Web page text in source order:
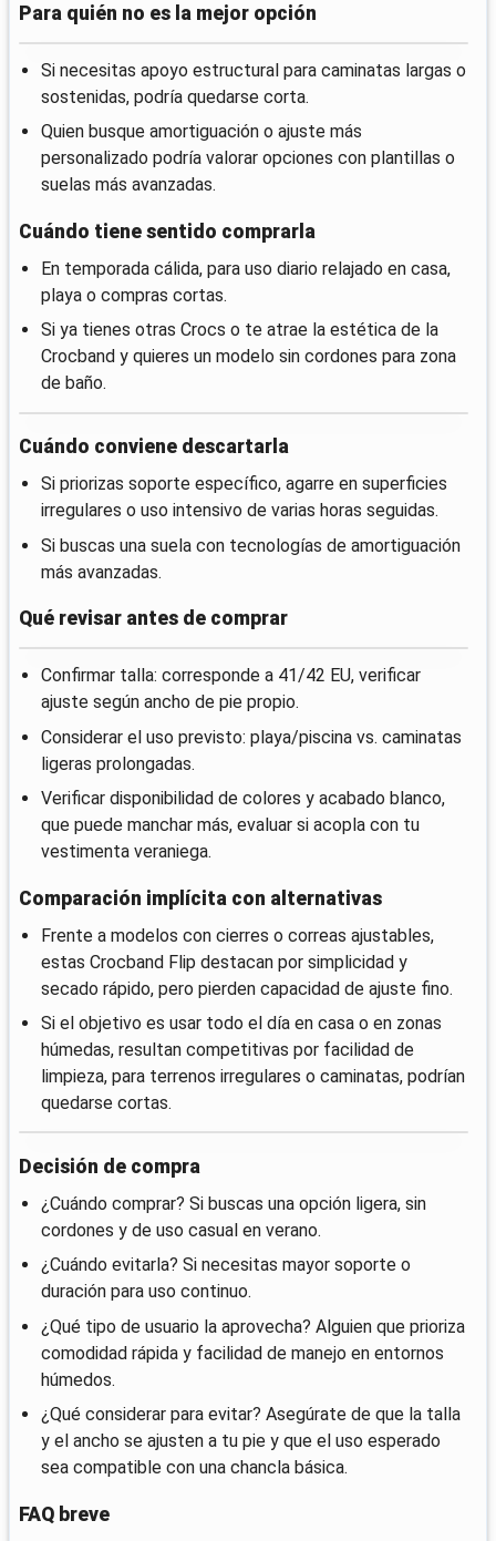
Para quién no es la mejor opción
Si necesitas apoyo estructural para caminatas largas o
sostenidas, podría quedarse corta.
Quien busque amortiguación o ajuste más
personalizado podría valorar opciones con plantillas o
suelas más avanzadas.
Cuándo tiene sentido comprarla
En temporada cálida, para uso diario relajado en casa,
playa o compras cortas.
Si ya tienes otras Crocs o te atrae la estética de la
Crocband y quieres un modelo sin cordones para zona
de baño.
Cuándo conviene descartarla
Si priorizas soporte específico, agarre en superficies
irregulares o uso intensivo de varias horas seguidas.
Si buscas una suela con tecnologías de amortiguación
más avanzadas.
Qué revisar antes de comprar
Confirmar talla: corresponde a 41/42 EU, verificar
ajuste según ancho de pie propio.
Considerar el uso previsto: playa/piscina vs. caminatas
ligeras prolongadas.
Verificar disponibilidad de colores y acabado blanco,
que puede manchar más, evaluar si acopla con tu
vestimenta veraniega.
Comparación implícita con alternativas
Frente a modelos con cierres o correas ajustables,
estas Crocband Flip destacan por simplicidad y
secado rápido, pero pierden capacidad de ajuste fino.
Si el objetivo es usar todo el día en casa o en zonas
húmedas, resultan competitivas por facilidad de
limpieza, para terrenos irregulares o caminatas, podrían
quedarse cortas.
Decisión de compra
¿Cuándo comprar? Si buscas una opción ligera, sin
cordones y de uso casual en verano.
¿Cuándo evitarla? Si necesitas mayor soporte o
duración para uso continuo.
¿Qué tipo de usuario la aprovecha? Alguien que prioriza
comodidad rápida y facilidad de manejo en entornos
húmedos.
¿Qué considerar para evitar? Asegúrate de que la talla
y el ancho se ajusten a tu pie y que el uso esperado
sea compatible con una chancla básica.
FAQ breve